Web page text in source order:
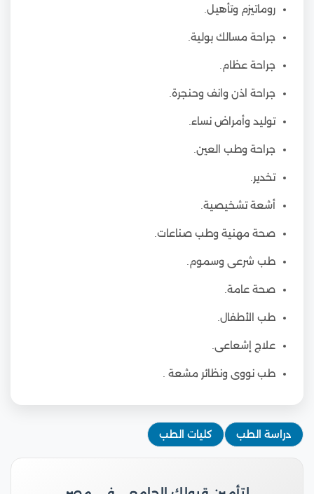
روماتيزم وتأهيل.
جراحة مسالك بولية.
جراحة عظام.
جراحة اذن وانف وحنجرة.
توليد وأمراض نساء.
جراحة وطب العين.
تخدير.
أشعة تشخيصية.
صحة مهنية وطب صناعات.
طب شرعى وسموم.
صحة عامة.
طب الأطفال.
علاج إشعاعى.
طب نووى ونظائر مشعة .
دراسة الطب كليات الطب